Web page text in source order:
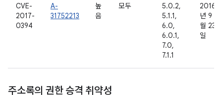
CVE-
2017-
0394
A-
31752213
높
음
모두
5.0.2,
5.1.1,
6.0,
6.0.1,
7.0,
7.1.1
2016
년 9
월 23
일
주소록의 권한 승격 취약성